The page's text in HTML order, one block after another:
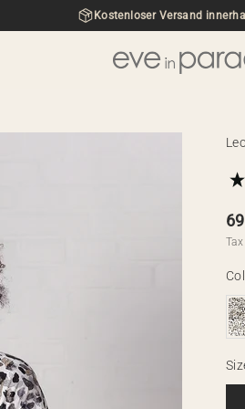
Kostenloser Versand
eve in paradise